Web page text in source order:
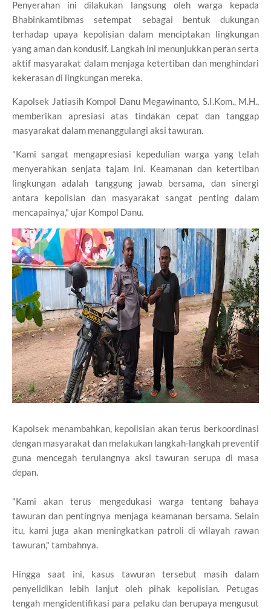
Penyerahan ini dilakukan langsung oleh warga kepada
Bhabinkamtibmas setempat sebagai bentuk dukungan
terhadap upaya kepolisian dalam menciptakan lingkungan
yang aman dan kondusif. Langkah ini menunjukkan peran serta
aktif masyarakat dalam menjaga ketertiban dan menghindari
kekerasan di lingkungan mereka.
Kapolsek Jatiasih Kompol Danu Megawinanto, S.I.Kom., M.H.,
memberikan apresiasi atas tindakan cepat dan tanggap
masyarakat dalam menanggulangi aksi tawuran.
"Kami sangat mengapresiasi kepedulian warga yang telah
menyerahkan senjata tajam ini. Keamanan dan ketertiban
lingkungan adalah tanggung jawab bersama, dan sinergi
antara kepolisian dan masyarakat sangat penting dalam
mencapainya," ujar Kompol Danu.
Kapolsek menambahkan, kepolisian akan terus berkoordinasi
dengan masyarakat dan melakukan langkah-langkah preventif
guna mencegah terulangnya aksi tawuran serupa di masa
depan.
"Kami akan terus mengedukasi warga tentang bahaya
tawuran dan pentingnya menjaga keamanan bersama. Selain
itu, kami juga akan meningkatkan patroli di wilayah rawan
tawuran," tambahnya.
Hingga saat ini, kasus tawuran tersebut masih dalam
penyelidikan lebih lanjut oleh pihak kepolisian. Petugas
tengah mengidentifikasi para pelaku dan berupaya mengusut